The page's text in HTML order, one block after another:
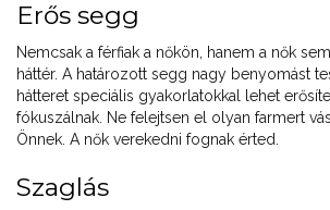
Erős segg
Nemcsak a férfiak a nőkön, hanem a nők
háttér. A határozott segg nagy benyomást
hátteret speciális gyakorlatokkal lehet
fókuszálnak. Ne felejtsen el olyan farmert
Önnek. A nők verekedni fognak érted.
Szaglás